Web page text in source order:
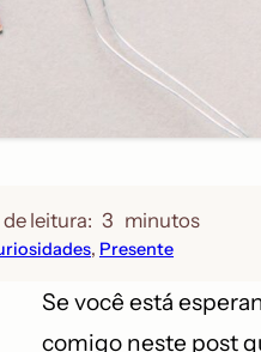
leitura: 3 minutos
, Presente
Se você está
comigo neste post